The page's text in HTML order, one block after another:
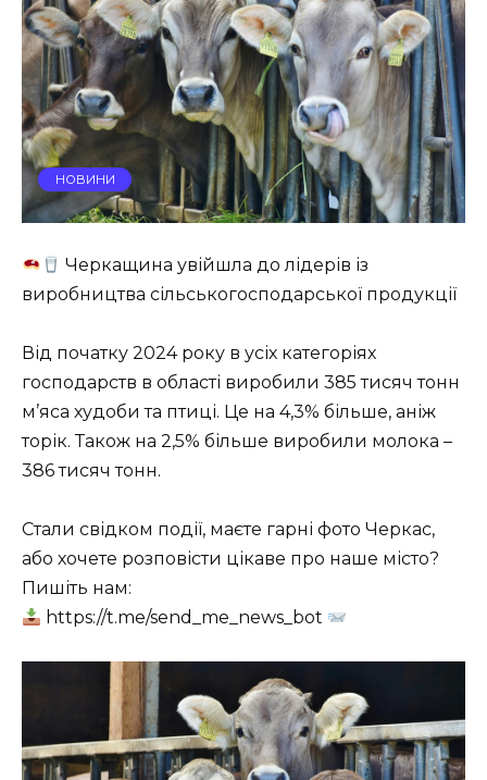
НОВИНИ
Черкащина увійшла до лідерів із
виробництва сільськогосподарської продукції
Від початку 2024 року в усіх категоріях
господарств в області виробили 385 тисяч тонн
м’яса худоби та птиці. Це на 4,3% більше, аніж
торік. Також на 2,5% більше виробили молока –
386 тисяч тонн.
Стали свідком події, маєте гарні фото Черкас,
або хочете розповісти цікаве про наше місто?
Пишіть нам:
https://t.me/send_me_news_bot